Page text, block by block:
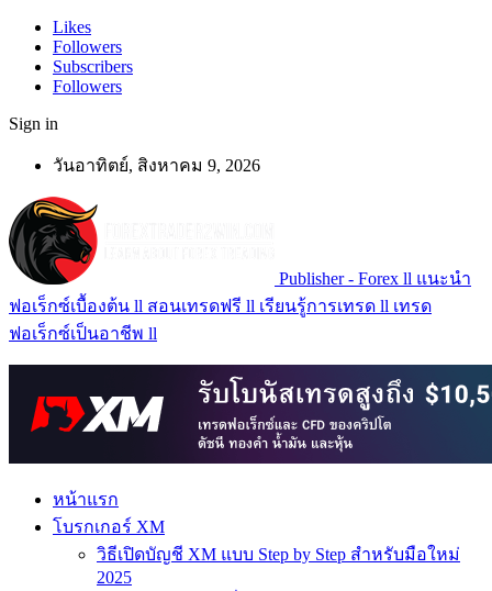
Likes
Followers
Subscribers
Followers
Sign in
วันอาทิตย์, สิงหาคม 9, 2026
Publisher - Forex ll แนะนำ
ฟอเร็กซ์เบื้องต้น ll สอนเทรดฟรี ll เรียนรู้การเทรด ll เทรด
ฟอเร็กซ์เป็นอาชีพ ll
หน้าแรก
โบรกเกอร์ XM
วิธีเปิดบัญชี XM แบบ Step by Step สำหรับมือใหม่
2025